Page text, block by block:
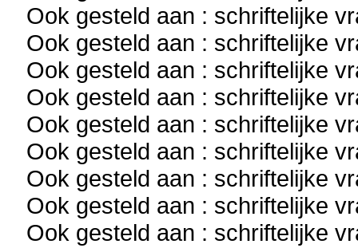
Ook gesteld aan : schriftelijke
Ook gesteld aan : schriftelijke
Ook gesteld aan : schriftelijke
Ook gesteld aan : schriftelijke
Ook gesteld aan : schriftelijke
Ook gesteld aan : schriftelijke
Ook gesteld aan : schriftelijke
Ook gesteld aan : schriftelijke
Ook gesteld aan : schriftelijke